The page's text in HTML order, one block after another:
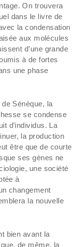
On trouvera
dans le livre de
la condensation
aux molécules
d’une grande
à de fortes
une phase
Sénèque, la
se condense
d’individus. La
la production
être que de courte
ses gènes ne
une société
à
changement
la nouvelle
bien avant la
de même, la